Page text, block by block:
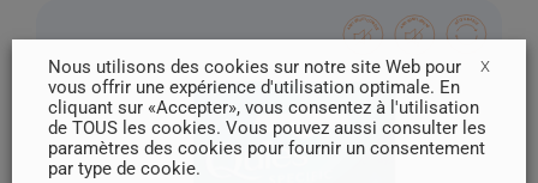
X
Nous utilisons des cookies sur notre site Web pour
vous offrir une expérience d'utilisation optimale. En
cliquant sur «Accepter», vous consentez à l'utilisation
de TOUS les cookies. Vous pouvez aussi consulter les
paramètres des cookies pour fournir un consentement
par type de cookie.